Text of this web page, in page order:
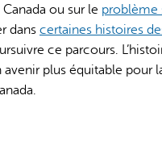
is
external)
Canada ou sur le problème
dans certaines histoires
ce parcours.
plus équitable pour